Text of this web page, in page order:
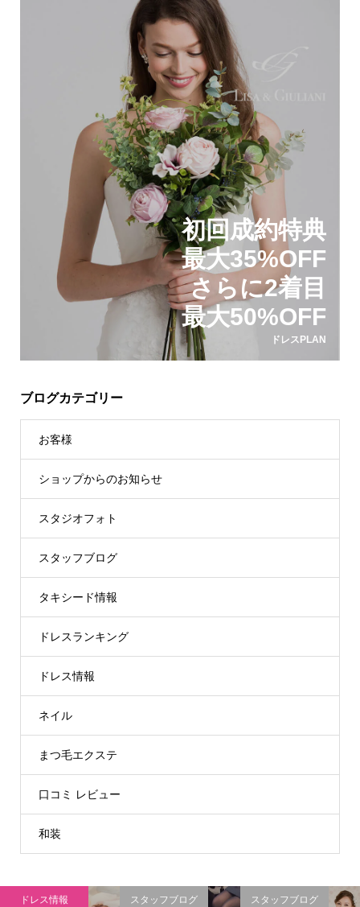
初回成約特典
最大35%OFF
さらに2着目
最大50%OFF
ドレスPLAN
ブログカテゴリー
お客様
ショップからのお知らせ
スタジオフォト
スタッフブログ
タキシード情報
ドレスランキング
ドレス情報
ネイル
まつ毛エクステ
口コミ レビュー
和装
ドレス情報 スタッフブログ スタッフブログ